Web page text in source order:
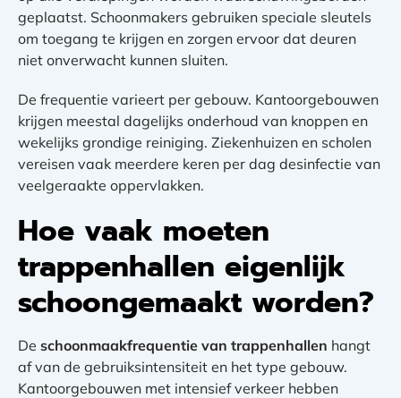
geplaatst. Schoonmakers gebruiken speciale sleutels
om toegang te krijgen en zorgen ervoor dat deuren
niet onverwacht kunnen sluiten.
De frequentie varieert per gebouw. Kantoorgebouwen
krijgen meestal dagelijks onderhoud van knoppen en
wekelijks grondige reiniging. Ziekenhuizen en scholen
vereisen vaak meerdere keren per dag desinfectie van
veelgeraakte oppervlakken.
Hoe vaak moeten
trappenhallen eigenlijk
schoongemaakt worden?
De schoonmaakfrequentie van trappenhallen hangt
af van de gebruiksintensiteit en het type gebouw.
Kantoorgebouwen met intensief verkeer hebben